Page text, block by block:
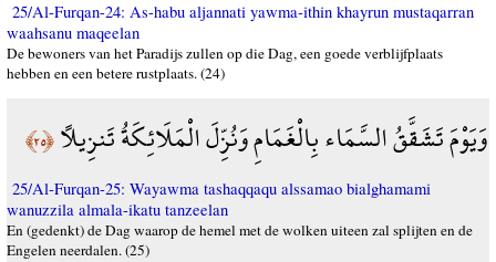
25/Al-Furqan-24: As-habu aljannati yawma-ithin khayrun mustaqarran
waahsanu maqeelan
De bewoners van het Paradijs zullen op die Dag, een goede verblijfplaats
hebben en een betere rustplaats. (24)
وَيَوْمَ تَشَقَّقُ السَّمَاء بِالْغَمَامِ وَنُزِّلَ الْمَلَائِكَةُ تَنزِيلًا﴿٢٥﴾
25/Al-Furqan-25: Wayawma tashaqqaqu alssamao bialghamami
wanuzzila almala-ikatu tanzeelan
En (gedenkt) de Dag waarop de hemel met de wolken uiteen zal splijten en de
Engelen neerdalen. (25)